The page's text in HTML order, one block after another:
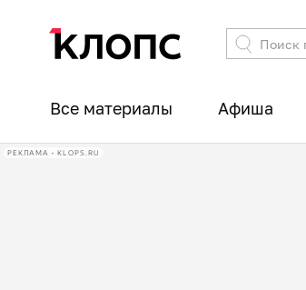
Все материалы Афиша
РЕКЛАМА • KLOPS.RU